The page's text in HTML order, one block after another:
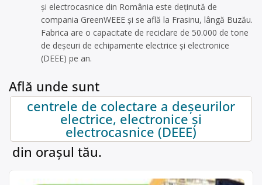
și electrocasnice din România este deținută de
compania GreenWEEE și se află la Frasinu, lângă Buzău.
Fabrica are o capacitate de reciclare de 50.000 de tone
de deșeuri de echipamente electrice și electronice
(DEEE) pe an.
Află unde sunt
centrele de colectare a deșeurilor
electrice, electronice și
electrocasnice (DEEE)
din orașul tău.